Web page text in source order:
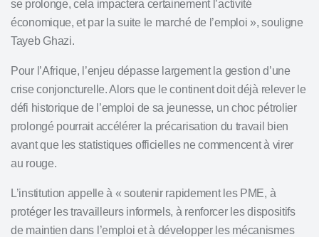
se prolonge, cela impactera certainement l’activité
économique, et par la suite le marché de l’emploi », souligne
Tayeb Ghazi.
Pour l’Afrique, l’enjeu dépasse largement la gestion d’une
crise conjoncturelle. Alors que le continent doit déjà relever le
défi historique de l’emploi de sa jeunesse, un choc pétrolier
prolongé pourrait accélérer la précarisation du travail bien
avant que les statistiques officielles ne commencent à virer
au rouge.
L’institution appelle à « soutenir rapidement les PME, à
protéger les travailleurs informels, à renforcer les dispositifs
de maintien dans l’emploi et à développer les mécanismes